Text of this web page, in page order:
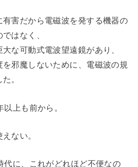
害だから電磁波を発する機器の
はなく、
な可動式電波望遠鏡があり、
邪魔しないために、電磁波の規
。
上も前から。
ない。
代に、これがどれほど不便なの